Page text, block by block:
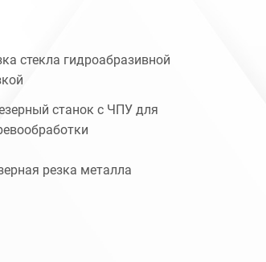
стекла гидроабразивной
станок с ЧПУ для
резка металла